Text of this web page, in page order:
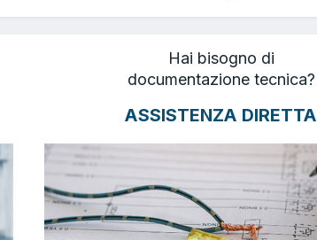
Hai bisogno di
documentazione tecnica?
ASSISTENZA DIRETTA